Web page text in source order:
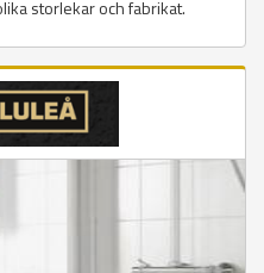
storlekar och fabrikat.